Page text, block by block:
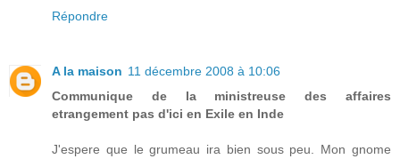
Répondre
A la maison 11 décembre 2008 à 10:06
Communique de la ministreuse des affaires
etrangement pas d'ici en Exile en Inde
J'espere que le grumeau ira bien sous peu. Mon gnome